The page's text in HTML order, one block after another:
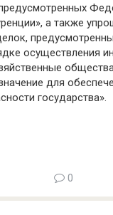
а также
осуществления
для
государства».
0